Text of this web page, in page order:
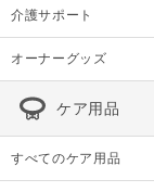
介護サポート
オーナーグッズ
ケア用品
すべてのケア用品